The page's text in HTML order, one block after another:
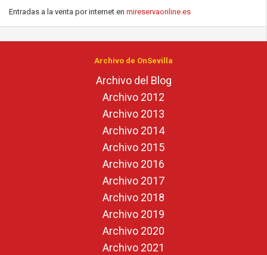
Entradas a la venta por internet en mireservaonline.es
Archivo de OnSevilla
Archivo del Blog
Archivo 2012
Archivo 2013
Archivo 2014
Archivo 2015
Archivo 2016
Archivo 2017
Archivo 2018
Archivo 2019
Archivo 2020
Archivo 2021